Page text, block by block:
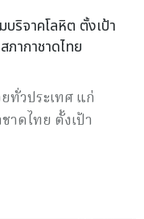
ริจาคโลหิต ตั้งเป้า
ภากาชาดไทย
ทั่วประเทศ แก่
าดไทย ตั้งเป้า